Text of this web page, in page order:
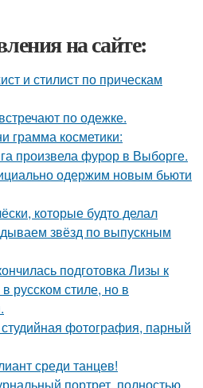
на сайте:
и стилист по прическам
по одежке.
грамма косметики:
произвела фурор в Выборге.
одержим новым бьюти
которые будто делал
звёзд по выпускным
подготовка Лизы к
русском стиле, но в
фотография, парный
среди танцев!
портрет, полностью